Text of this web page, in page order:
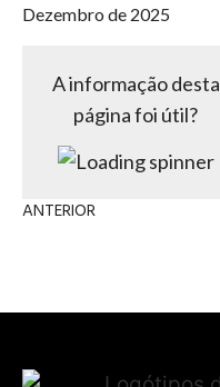
Dezembro de 2025
A informação desta
página foi útil?
ANTERIOR